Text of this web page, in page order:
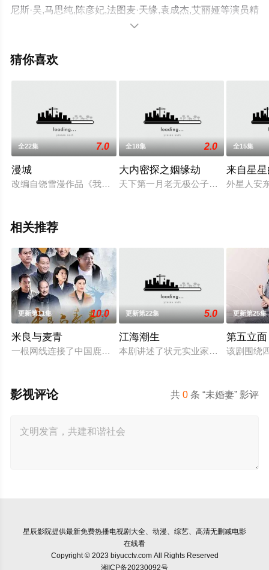
尼斯·吴,马思纯,陈彦妃,法图麦·天缘,袁成杰,艾丽娅等演员精
彩演绎的大陆电视剧，大结局剧情已揭晓（全36集），免
播电视剧提前免费观看，更多剧情信息可移步至豆瓣电视

猜你喜欢
全22集 7.0
漫城
改编自饶雪漫作品《我不是坏女生》。因自卑而习惯用谎言保护
全18集 2.0
大内密探之姻缘劫
天下第一月老无极公子举办姻缘节为
全15集
来自星
外星人安
相关推荐
更新第11集 10.0
米良与麦青
一根网线连接了中国鹿鸣村和英国牛津，麦香通过视频向米良宣
更新第22集 5.0
江海潮生
本剧讲述了状元实业家张謇创办大生
更新第25集
第五立面
该剧围绕
共0 条 “未婚妻” 影评
影视评论
星辰影院提供最新免费热播电视剧大全、动漫、综艺、高清无删减电影
在线看
Copyright © 2023 biyucctv.com All Rights Reserved
湘ICP备20230092号